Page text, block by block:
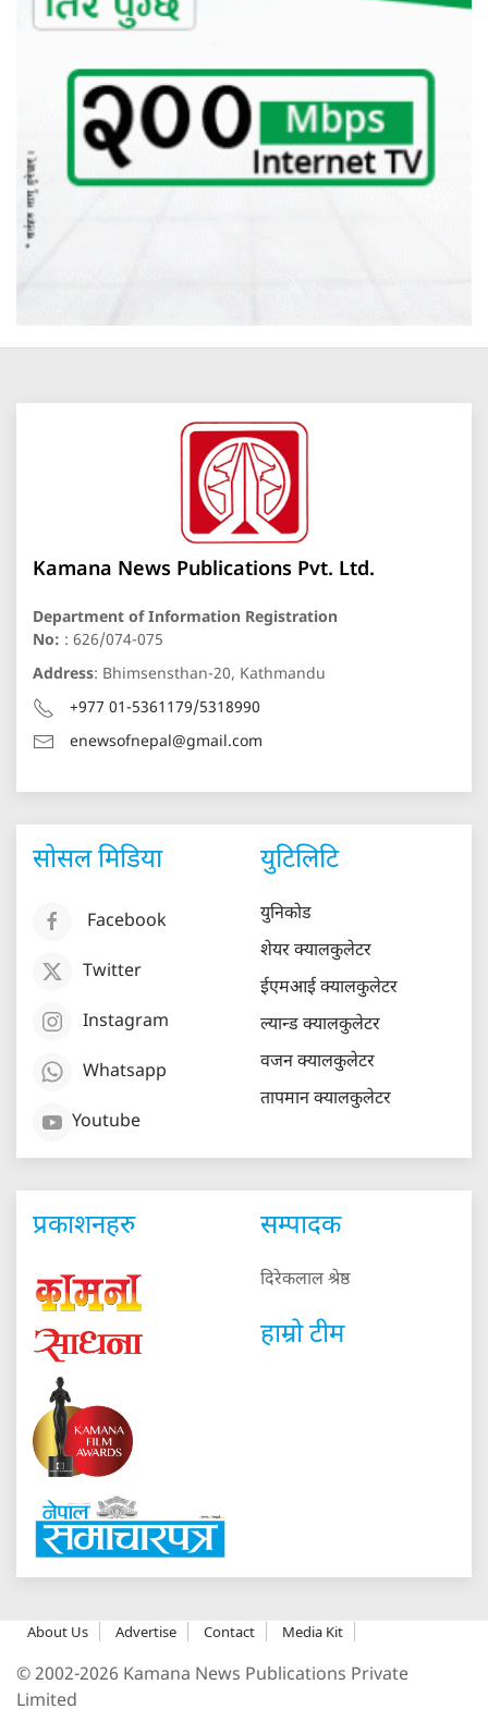
Kamana News Publications Pvt. Ltd.
Department of Information Registration
No: : 626/074-075
Address: Bhimsensthan-20, Kathmandu
+977 01-5361179/5318990
enewsofnepal@gmail.com
सोसल मिडिया
Facebook
Twitter
Instagram
Whatsapp
Youtube
युटिलिटि
युनिकोड
शेयर क्यालकुलेटर
ईएमआई क्यालकुलेटर
ल्यान्ड क्यालकुलेटर
वजन क्यालकुलेटर
तापमान क्यालकुलेटर
प्रकाशनहरु सम्पादक
दिरेकलाल श्रेष्ठ
हाम्रो टीम
About Us Advertise Contact Media Kit
© 2002-2026 Kamana News Publications Private
Limited